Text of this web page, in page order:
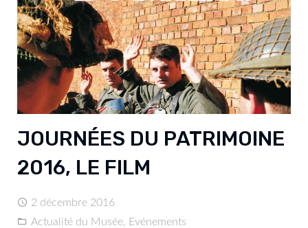
CONTACT
BILLETTERIE
JOURNÉES DU PATRIMOINE
2016, LE FILM
2 décembre 2016
Actualité du Musée
Evénements